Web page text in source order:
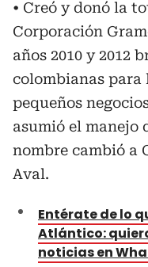
• Creó y donó la
Corporación
años 2010 y 2012
colombianas para
pequeños
asumió el manejo
nombre cambió a
Aval.
Entérate de lo
Atlántico:
noticias en